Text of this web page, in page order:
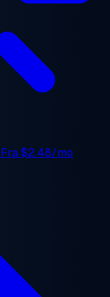
$2.48/mo